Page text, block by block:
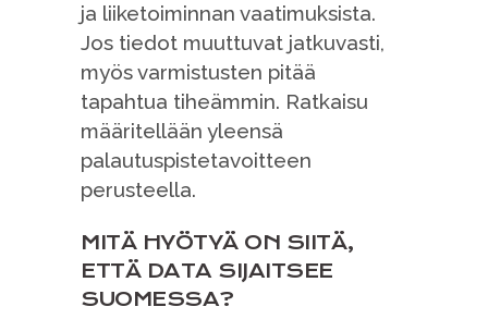
ja liiketoiminnan vaatimuksista.
Jos tiedot muuttuvat jatkuvasti,
myös varmistusten pitää
tapahtua tiheämmin. Ratkaisu
määritellään yleensä
palautuspistetavoitteen
perusteella.
MITÄ HYÖTYÄ ON SIITÄ,
ETTÄ DATA SIJAITSEE
SUOMESSA?